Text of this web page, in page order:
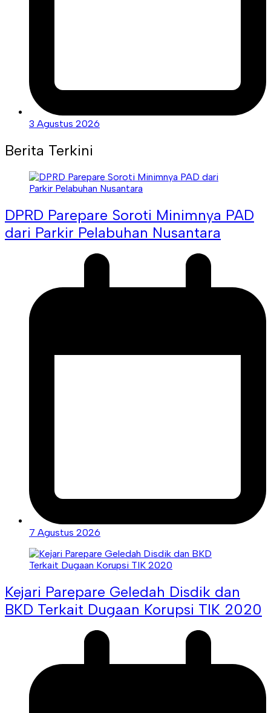
3 Agustus 2026
Berita Terkini
DPRD Parepare Soroti Minimnya PAD
dari Parkir Pelabuhan Nusantara
7 Agustus 2026
Kejari Parepare Geledah Disdik dan
BKD Terkait Dugaan Korupsi TIK 2020